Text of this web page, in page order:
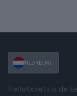
NLD (EUR)
Hellotickets is de